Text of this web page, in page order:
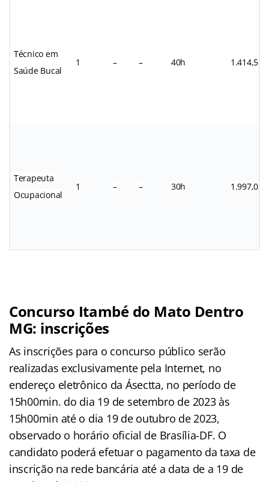
Técnico em
Saúde Bucal
1 – – 40h 1.414,56
Terapeuta
Ocupacional
1 – – 30h 1.997,02
Concurso Itambé do Mato Dentro
MG: inscrições
As inscrições para o concurso público serão
realizadas exclusivamente pela Internet, no
endereço eletrônico da Ásectta, no período de
15h00min. do dia 19 de setembro de 2023 às
15h00min até o dia 19 de outubro de 2023,
observado o horário oficial de Brasília-DF. O
candidato poderá efetuar o pagamento da taxa de
inscrição na rede bancária até a data de a 19 de